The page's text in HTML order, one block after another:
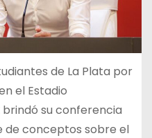
de La Plata por
el Estadio
brindó su conferencia
de conceptos sobre el